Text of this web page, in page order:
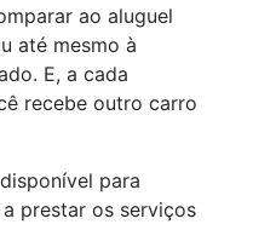
ao aluguel
até mesmo à
E, a cada
recebe outro carro
para
prestar os serviços